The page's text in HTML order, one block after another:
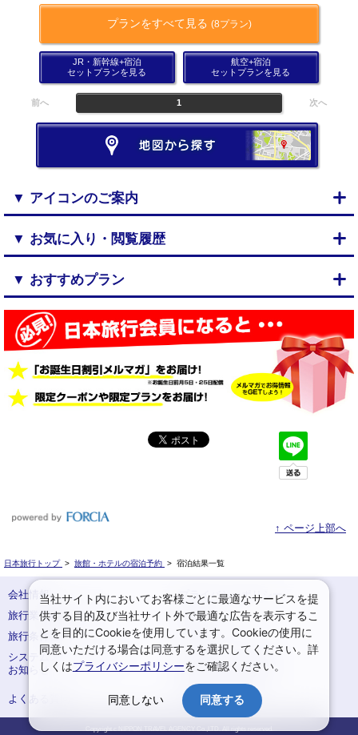
プランをすべて見る (8プラン)
JR・新幹線+宿泊
セットプランを見る
航空+宿泊
セットプランを見る
前へ 1 次へ
▼ アイコンのご案内
▼ お気に入り・閲覧履歴
▼ おすすめプラン
↑ ページ上部へ
日本旅行トップ > 旅館・ホテルの宿泊予約 > 宿泊結果一覧
会社情報
プライバシーポリシー
旅行業登録票・約款
規約集
旅行条件書
サイトマップ
システムメンテナンスの
お知らせ
お申込みまでの手順
よくある質問
予約確認・変更
Copyright c NIPPON TRAVEL AGENCY Co.,LTD. All rights reserved.
当社サイト内においてお客様ごとに最適なサービスを提
供する目的及び当社サイト外で最適な広告を表示するこ
とを目的にCookieを使用しています。Cookieの使用に
同意いただける場合は同意するを選択してください。詳
しくはプライバシーポリシーをご確認ください。
同意しない 同意する